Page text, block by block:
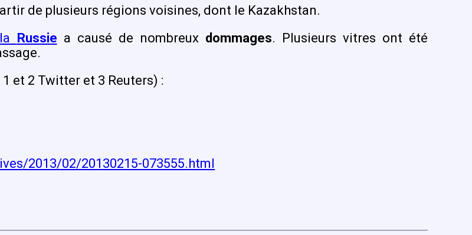
de plusieurs régions voisines, dont le Kazakhstan.
Russie a causé de nombreux dommages. Plusieurs vitres ont été
et 2 Twitter et 3 Reuters) :
2013/02/20130215-073555.html